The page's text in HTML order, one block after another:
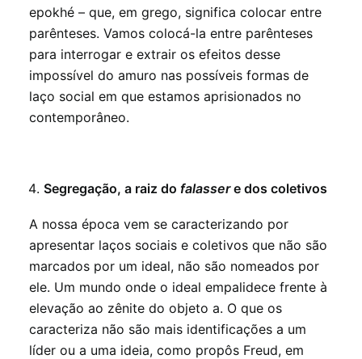
epokhé – que, em grego, significa colocar entre
parênteses. Vamos colocá-la entre parênteses
para interrogar e extrair os efeitos desse
impossível do amuro nas possíveis formas de
laço social em que estamos aprisionados no
contemporâneo.
Segregação, a raiz do falassere dos coletivos
A nossa época vem se caracterizando por
apresentar laços sociais e coletivos que não são
marcados por um ideal, não são nomeados por
ele. Um mundo onde o ideal empalidece frente à
elevação ao zênite do objeto a. O que os
caracteriza não são mais identificações a um
líder ou a uma ideia, como propôs Freud, em